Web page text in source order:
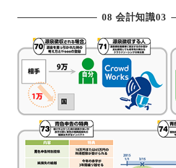
08 会計知識03